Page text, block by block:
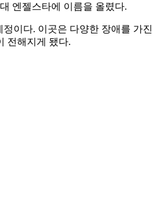
엔젤스타에 이름을 올렸다.
이다. 이곳은 다양한 장애를
전해지게 됐다.